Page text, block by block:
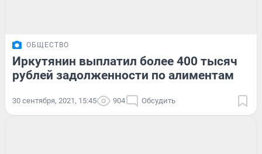
ОБЩЕСТВО
Иркутянин выплатил более 400 тысяч
рублей задолженности по алиментам
30 сентября, 2021, 15:45 904 Обсудить